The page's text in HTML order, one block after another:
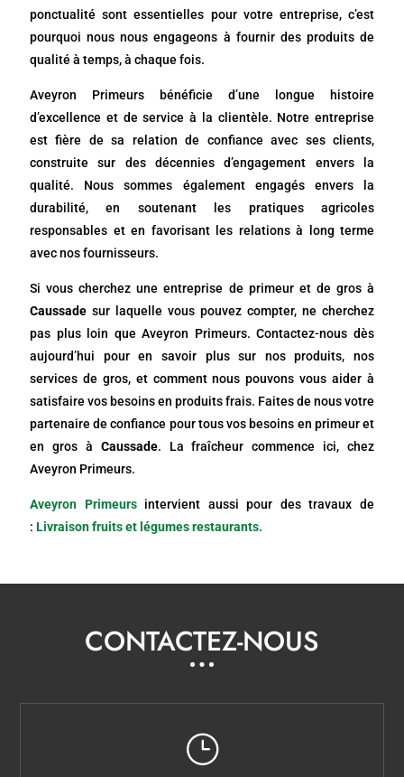
ponctualité sont essentielles pour votre entreprise, c’est
pourquoi nous nous engageons à fournir des produits de
qualité à temps, à chaque fois.
Aveyron Primeurs bénéficie d’une longue histoire
d’excellence et de service à la clientèle. Notre entreprise
est fière de sa relation de confiance avec ses clients,
construite sur des décennies d’engagement envers la
qualité. Nous sommes également engagés envers la
durabilité, en soutenant les pratiques agricoles
responsables et en favorisant les relations à long terme
avec nos fournisseurs.
Si vous cherchez une entreprise de primeur et de gros à
Caussade sur laquelle vous pouvez compter, ne cherchez
pas plus loin que Aveyron Primeurs. Contactez-nous dès
aujourd’hui pour en savoir plus sur nos produits, nos
services de gros, et comment nous pouvons vous aider à
satisfaire vos besoins en produits frais. Faites de nous votre
partenaire de confiance pour tous vos besoins en primeur et
en gros à Caussade. La fraîcheur commence ici, chez
Aveyron Primeurs.
Aveyron Primeursintervient aussi pour des travaux de
: Livraison fruits et légumes restaurants.
CONTACTEZ-NOUS
}